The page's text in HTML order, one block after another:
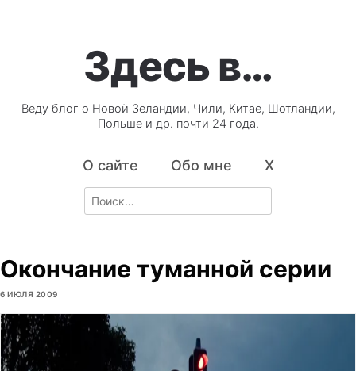
Здесь в…
Веду блог о Новой Зеландии, Чили, Китае, Шотландии,
Польше и др. почти 24 года.
О сайте Обо мне X
Search
for:
Окончание туманной серии
6 ИЮЛЯ 2009